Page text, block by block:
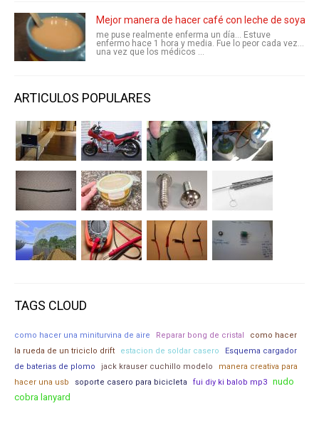
Mejor manera de hacer café con leche de soya
me puse realmente enferma un día... Estuve
enfermo hace 1 hora y media. Fue lo peor cada vez...
una vez que los médicos ...
ARTICULOS POPULARES
TAGS CLOUD
como hacer una miniturvina de aire Reparar bong de cristal
como hacer
la rueda de un triciclo drift
estacion de soldar casero
Esquema cargador
de baterias de plomo
jack krauser cuchillo modelo
manera creativa para
hacer una usb
soporte casero para bicicleta fui diy ki balob mp3
nudo
cobra lanyard